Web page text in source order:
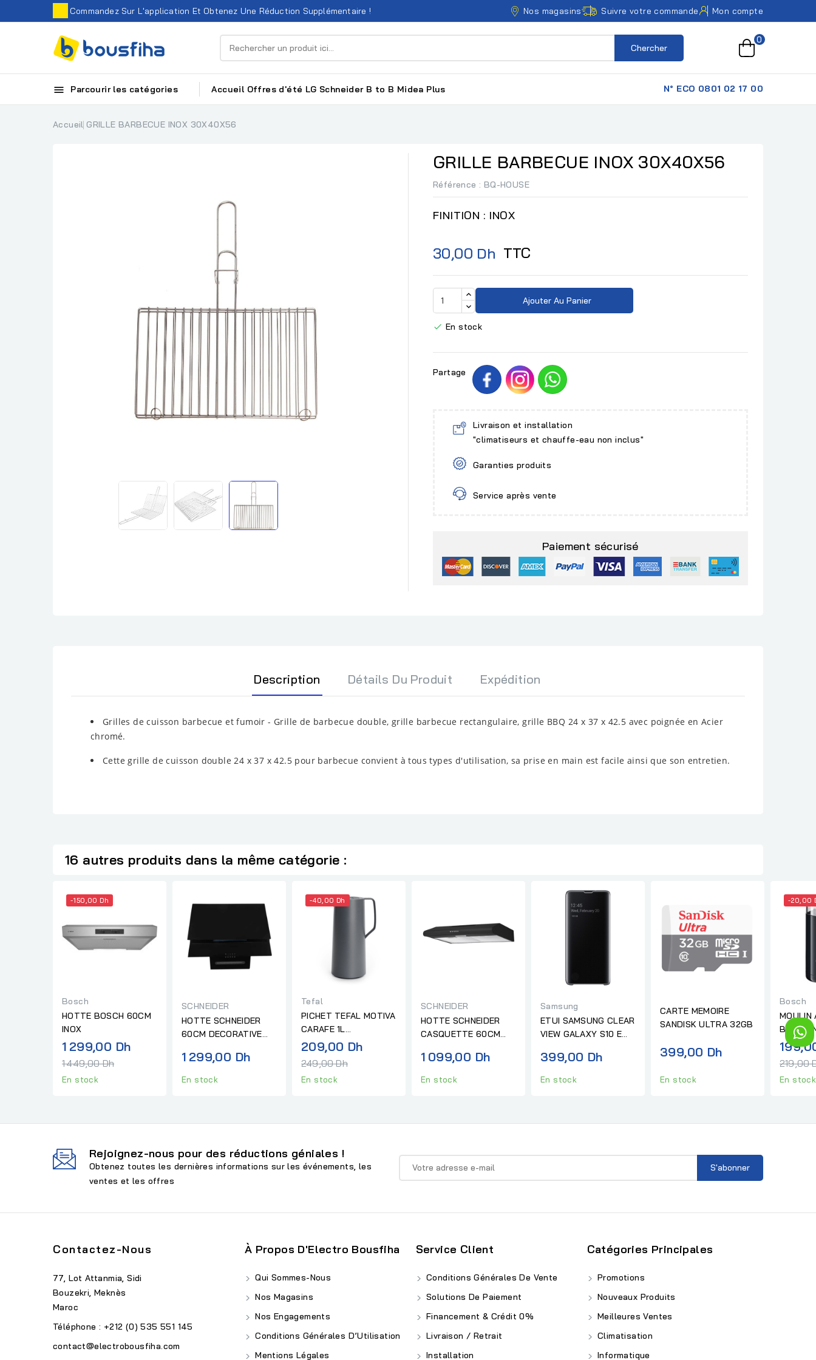
Commandez Sur L'application Et Obtenez Une Réduction Supplémentaire ! Nos magasins Suivre votre commande Mon compte
Chercher
0
 Parcourir les catégories Accueil Offres d'été LG Schneider B to B Midea Plus N° ECO 0801 02 17 00
Accueil GRILLE BARBECUE INOX 30X40X56
GRILLE BARBECUE INOX 30X40X56
Référence : BQ-HOUSE
FINITION : INOX
30,00 Dh TTC
Ajouter Au Panier
 En stock
Partage
Livraison et installation
"climatiseurs et chauffe-eau non inclus"
Garanties produits
Service après vente
Paiement sécurisé
Description Détails Du Produit Expédition
Grilles de cuisson barbecue et fumoir - Grille de barbecue double, grille barbecue rectangulaire, grille BBQ 24 x 37 x 42.5 avec poignée en Acier
chromé.
Cette grille de cuisson double 24 x 37 x 42.5 pour barbecue convient à tous types d'utilisation, sa prise en main est facile ainsi que son entretien.
16 autres produits dans la même catégorie :
-150,00 Dh
Bosch
HOTTE BOSCH 60CM
INOX
1 299,00 DhPrix
1 449,00 Dh
En stock
SCHNEIDER
HOTTE SCHNEIDER
60CM DECORATIVE
1 299,00 Dh
En stock
-40,00 Dh
Tefal
PICHET TEFAL MOTIVA
CARAFE 1L
ANTHRACITE
ISOTHERME GRIS
209,00 DhPrix
249,00 Dh
En stock
SCHNEIDER
HOTTE SCHNEIDER
CASQUETTE 60CM
1 099,00 Dh
En stock
Samsung
ETUI SAMSUNG CLEAR
VIEW GALAXY S10 E
399,00 Dh
En stock
CARTE MEMOIRE
SANDISK ULTRA 32GB
399,00 Dh
En stock
-20,00
Bosch
MOULIN
BOSCH
219,00
En stock
Rejoignez-nous pour des réductions géniales !
Obtenez toutes les dernières informations sur les événements, les
ventes et les offres
Contactez-Nous
77, Lot Attanmia, Sidi
Bouzekri, Meknès
Maroc
Téléphone : +212 (0) 535 551 145
contact@electrobousfiha.com
À Propos D'Electro Bousfiha
Qui Sommes-Nous
Nos Magasins
Nos Engagements
Conditions Générales D’Utilisation
Mentions Légales
Service Client
Conditions Générales De Vente
Solutions De Paiement
Financement & Crédit 0%
Livraison / Retrait
Installation
Catégories Principales
Promotions
Nouveaux Produits
Meilleures Ventes
Climatisation
Informatique